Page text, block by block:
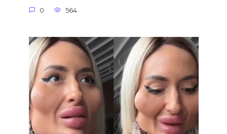
0 564